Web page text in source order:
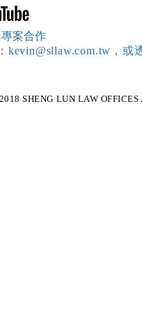
案合作
kevin@sllaw.com.tw，
SHENG LUN LAW